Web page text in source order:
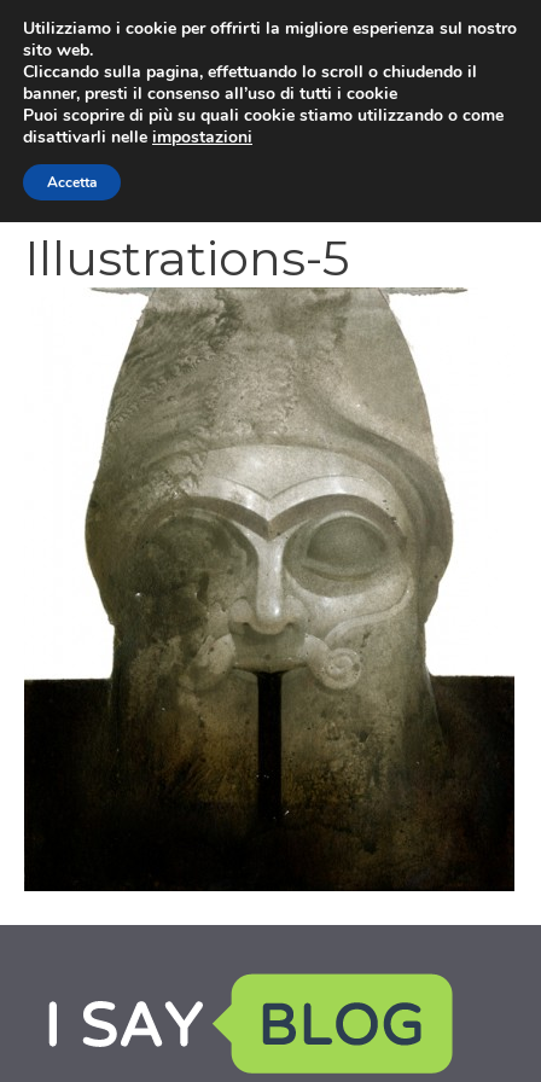
contenuto
Sam-Weber-
Illustrations-5
Utilizziamo i cookie per offrirti la migliore esperienza sul nostro
sito web.
Cliccando sulla pagina, effettuando lo scroll o chiudendo il
banner, presti il consenso all’uso di tutti i cookie
Puoi scoprire di più su quali cookie stiamo utilizzando o come
disattivarli nelle impostazioni
Accetta